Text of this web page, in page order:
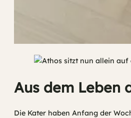
Aus dem Leben
Die Kater haben Anfang der